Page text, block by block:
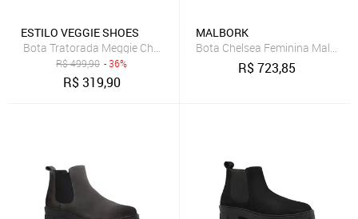
ESTILO VEGGIE SHOES
Bota Tratorada Meggie Chelsea Estilo Veggie Verniz Preto
R$499,90 - 36%
R$319,90
MALBORK
Bota Chelsea Feminina
R$723,85